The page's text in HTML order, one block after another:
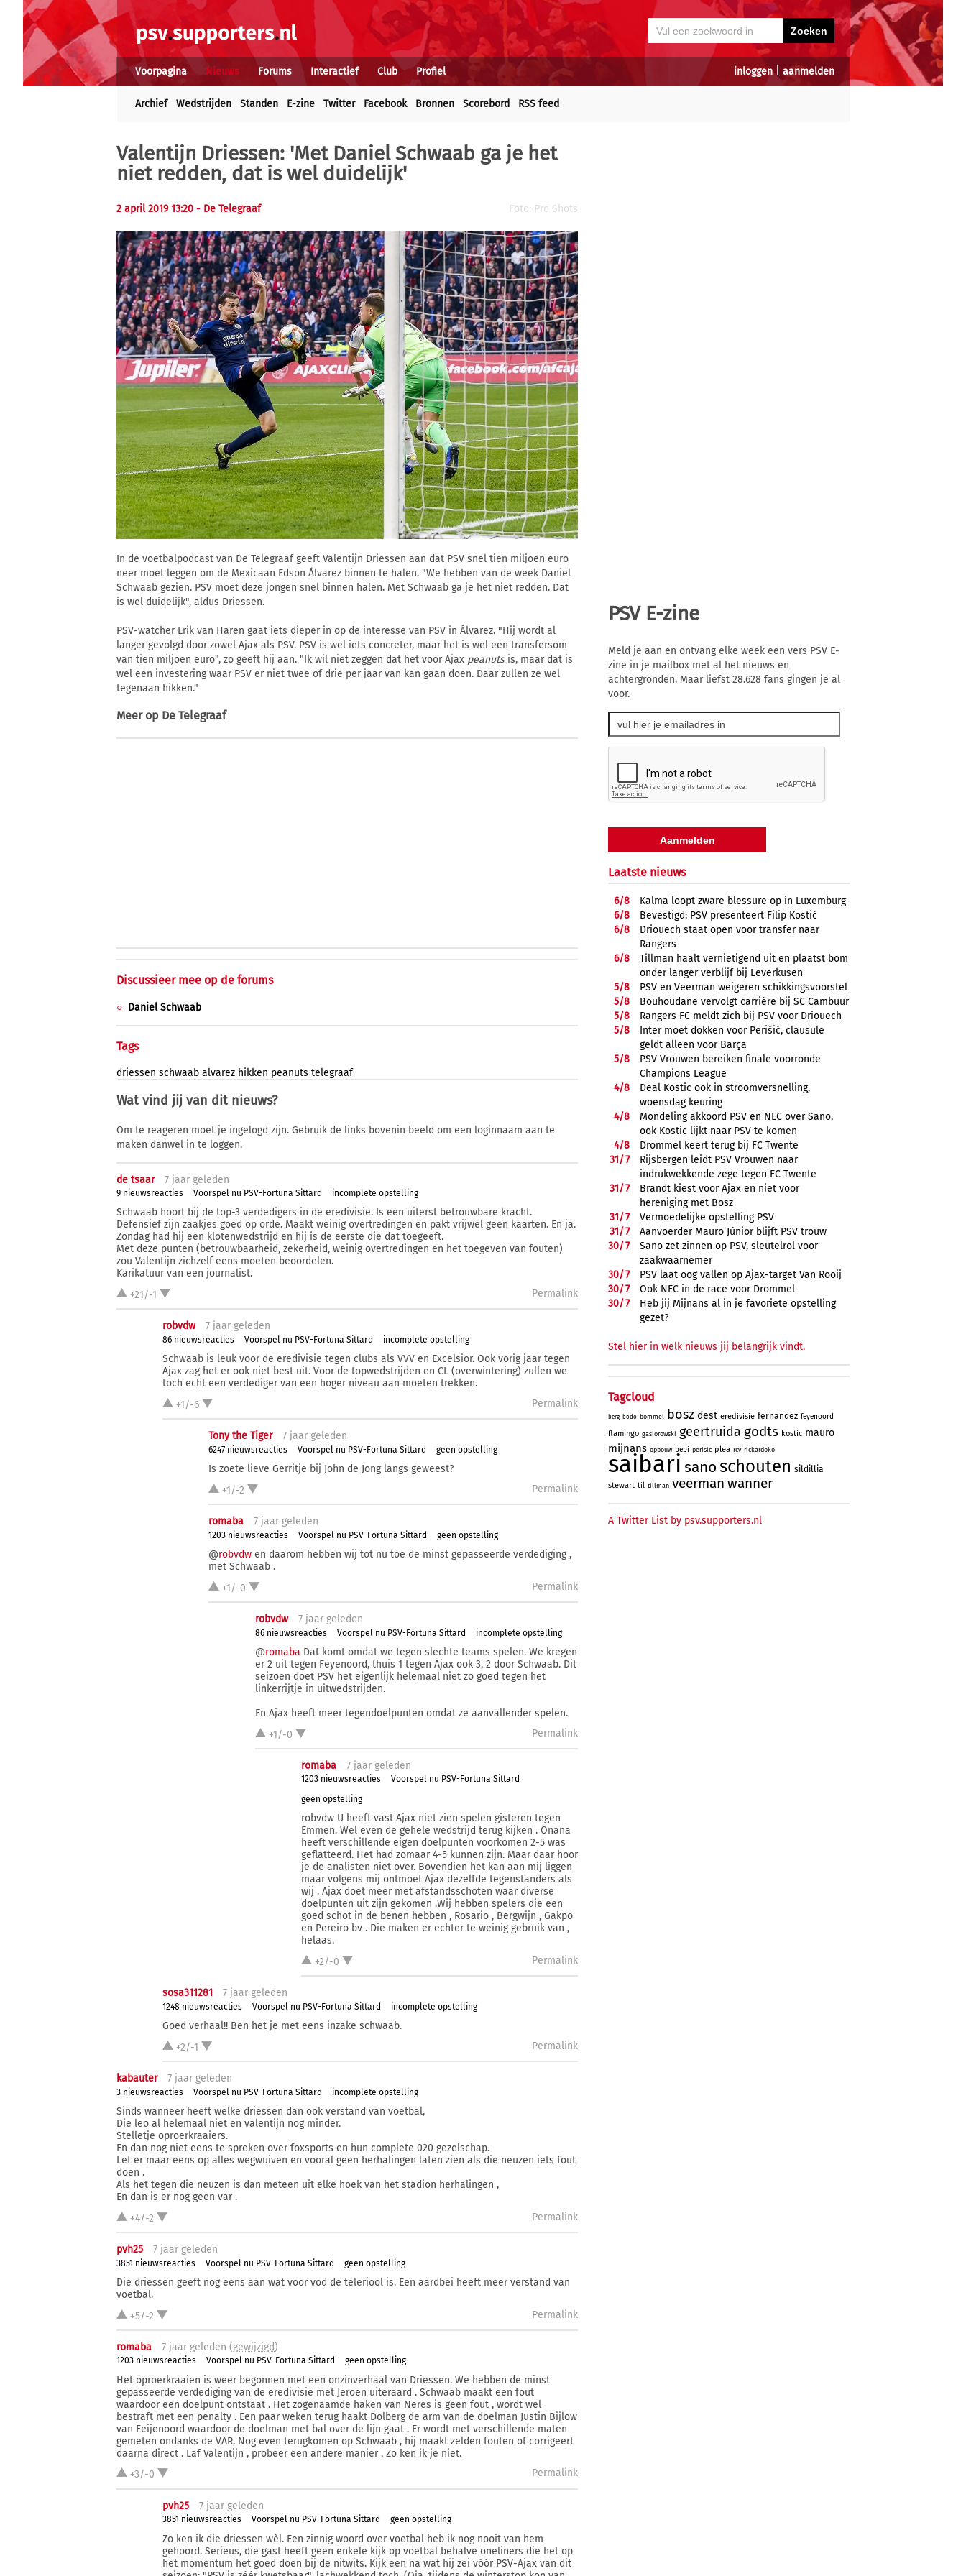
inloggen| aanmelden
Voorpagina Nieuws Forums Interactief Club Profiel
Archief Wedstrijden Standen E-zine Twitter Facebook Bronnen Scorebord RSS feed
Valentijn Driessen: 'Met Daniel Schwaab ga je het
niet redden, dat is wel duidelijk'
2 april 2019 13:20 - De Telegraaf Foto: Pro Shots
In de voetbalpodcast van De Telegraaf geeft Valentijn Driessen aan dat PSV snel tien miljoen euro
neer moet leggen om de Mexicaan Edson Álvarez binnen te halen. "We hebben van de week Daniel
Schwaab gezien. PSV moet deze jongen snel binnen halen. Met Schwaab ga je het niet redden. Dat
is wel duidelijk", aldus Driessen.
PSV-watcher Erik van Haren gaat iets dieper in op de interesse van PSV in Álvarez. "Hij wordt al
langer gevolgd door zowel Ajax als PSV. PSV is wel iets concreter, maar het is wel een transfersom
van tien miljoen euro", zo geeft hij aan. "Ik wil niet zeggen dat het voor Ajax peanutsis, maar dat is
wel een investering waar PSV er niet twee of drie per jaar van kan gaan doen. Daar zullen ze wel
tegenaan hikken."
Meer op De Telegraaf
Discussieer mee op de forums
Daniel Schwaab
Tags
driessen schwaab alvarez hikken peanuts telegraaf
Wat vind jij van dit nieuws?
Om te reageren moet je ingelogd zijn. Gebruik de links bovenin beeld om een loginnaam aan te
maken danwel in te loggen.
de tsaar 7 jaar geleden
9 nieuwsreacties Voorspel nu PSV-Fortuna Sittard incomplete opstelling
Schwaab hoort bij de top-3 verdedigers in de eredivisie. Is een uiterst betrouwbare kracht.
Defensief zijn zaakjes goed op orde. Maakt weinig overtredingen en pakt vrijwel geen kaarten. En ja.
Zondag had hij een klotenwedstrijd en hij is de eerste die dat toegeeft.
Met deze punten (betrouwbaarheid, zekerheid, weinig overtredingen en het toegeven van fouten)
zou Valentijn zichzelf eens moeten beoordelen.
Karikatuur van een journalist.
+21/-1
Permalink
robvdw 7 jaar geleden
86 nieuwsreacties Voorspel nu PSV-Fortuna Sittard incomplete opstelling
Schwaab is leuk voor de eredivisie tegen clubs als VVV en Excelsior. Ook vorig jaar tegen
Ajax zag het er ook niet best uit. Voor de topwedstrijden en CL (overwintering) zullen we
toch echt een verdediger van een hoger niveau aan moeten trekken.
+1/-6
Permalink
Tony the Tiger 7 jaar geleden
6247 nieuwsreacties Voorspel nu PSV-Fortuna Sittard geen opstelling
Is zoete lieve Gerritje bij John de Jong langs geweest?
+1/-2
Permalink
romaba 7 jaar geleden
1203 nieuwsreacties Voorspel nu PSV-Fortuna Sittard geen opstelling
@robvdw en daarom hebben wij tot nu toe de minst gepasseerde verdediging ,
met Schwaab .
+1/-0
Permalink
robvdw 7 jaargeleden
86 nieuwsreacties Voorspel nu PSV-Fortuna Sittard incomplete opstelling
@romaba Dat komt omdat we tegen slechte teams spelen. We kregen
er 2 uit tegen Feyenoord, thuis 1 tegen Ajax ook 3, 2 door Schwaab. Dit
seizoen doet PSV het eigenlijk helemaal niet zo goed tegen het
linkerrijtje in uitwedstrijden.
En Ajax heeft meer tegendoelpunten omdat ze aanvallender spelen.
+1/-0
Permalink
romaba 7 jaargeleden
1203 nieuwsreacties
Voorspel nu PSV-Fortuna Sittard
geen opstelling
robvdw U heeft vast Ajax niet zien spelen gisteren tegen
Emmen. Wel even de gehele wedstrijd terug kijken . Onana
heeft verschillende eigen doelpunten voorkomen 2-5 was
geflatteerd. Het had zomaar 4-5 kunnen zijn. Maar daar hoor
je de analisten niet over. Bovendien het kan aan mij liggen
maar volgens mij ontmoet Ajax dezelfde tegenstanders als
wij . Ajax doet meer met afstandsschoten waar diverse
doelpunten uit zijn gekomen .Wij hebben spelers die een
goed schot in de benen hebben , Rosario , Bergwijn , Gakpo
en Pereiro bv . Die maken er echter te weinig gebruik van ,
helaas.
+2/-0
Permalink
sosa311281 7 jaar geleden
1248 nieuwsreacties Voorspel nu PSV-Fortuna Sittard incomplete opstelling
Goed verhaal!! Ben het je met eens inzake schwaab.
+2/-1
Permalink
kabauter 7 jaar geleden
3 nieuwsreacties Voorspel nu PSV-Fortuna Sittard incomplete opstelling
Sinds wanneer heeft welke driessen dan ook verstand van voetbal,
Die leo al helemaal niet en valentijn nog minder.
Stelletje oproerkraaiers.
En dan nog niet eens te spreken over foxsports en hun complete 020 gezelschap.
Let er maar eens op alles wegwuiven en vooral geen herhalingen laten zien als die neuzen iets fout
doen .
Als het tegen die neuzen is dan meteen uit elke hoek van het stadion herhalingen ,
En dan is er nog geen var .
+4/-2
Permalink
pvh25 7 jaar geleden
3851 nieuwsreacties Voorspel nu PSV-Fortuna Sittard geen opstelling
Die driessen geeft nog eens aan wat voor vod de teleriool is. Een aardbei heeft meer verstand van
voetbal.
+5/-2
Permalink
romaba 7 jaar geleden (gewijzigd)
1203 nieuwsreacties Voorspel nu PSV-Fortuna Sittard geen opstelling
Het oproerkraaien is weer begonnen met een onzinverhaal van Driessen. We hebben de minst
gepasseerde verdediging van de eredivisie met Jeroen uiteraard . Schwaab maakt een fout
waardoor een doelpunt ontstaat . Het zogenaamde haken van Neres is geen fout , wordt wel
bestraft met een penalty . Een paar weken terug haakt Dolberg de arm van de doelman Justin Bijlow
van Feijenoord waardoor de doelman met bal over de lijn gaat . Er wordt met verschillende maten
gemeten ondanks de VAR. Nog even terugkomen op Schwaab , hij maakt zelden fouten of corrigeert
daarna direct . Laf Valentijn , probeer een andere manier . Zo ken ik je niet.
+3/-0
Permalink
pvh25 7 jaar geleden
3851 nieuwsreacties Voorspel nu PSV-Fortuna Sittard geen opstelling
Zo ken ik die driessen wèl. Een zinnig woord over voetbal heb ik nog nooit van hem
gehoord. Serieus, die gast heeft geen enkele kijk op voetbal behalve oneliners die het op
het momentum het goed doen bij de nitwits. Kijk een na wat hij zei vóór PSV-Ajax van dit
PSV E-zine
Meld je aan en ontvang elke week een vers PSV E-
zine in je mailbox met al het nieuws en
achtergronden. Maar liefst 28.628 fans gingen je al
voor.
Laatste nieuws
6/8
Kalma loopt zware blessure op in Luxemburg
6/8
Bevestigd: PSV presenteert Filip Kostić
6/8
Driouech staat open voor transfer naar
Rangers
6/8
Tillman haalt vernietigend uit en plaatst bom
onder langer verblijf bij Leverkusen
5/8
PSV en Veerman weigeren schikkingsvoorstel
5/8
Bouhoudane vervolgt carrière bij SC Cambuur
5/8
Rangers FC meldt zich bij PSV voor Driouech
5/8
Inter moet dokken voor Perišić, clausule
geldt alleen voor Barça
5/8
PSV Vrouwen bereiken finale voorronde
Champions League
4/8
Deal Kostic ook in stroomversnelling,
woensdag keuring
4/8
Mondeling akkoord PSV en NEC over Sano,
ook Kostic lijkt naar PSV te komen
4/8
Drommel keert terug bij FC Twente
31/7
Rijsbergen leidt PSV Vrouwen naar
indrukwekkende zege tegen FC Twente
31/7
Brandt kiest voor Ajax en niet voor
hereniging met Bosz
31/7
Vermoedelijke opstelling PSV
31/7
Aanvoerder Mauro Júnior blijft PSV trouw
30/7
Sano zet zinnen op PSV, sleutelrol voor
zaakwaarnemer
30/7
PSV laat oog vallen op Ajax-target Van Rooij
30/7
Ook NEC in de race voor Drommel
30/7
Heb jij Mijnans al in je favoriete opstelling
gezet?
Stel hier in welk nieuws jij belangrijk vindt.
Tagcloud
berg bodo bommel bosz dest eredivisie fernandez feyenoord
flamingo gasiorowski geertruida godts kostic mauro
mijnans opbouw pepi perisic plea rcv rickardoko
saibari sanoschouten sildillia
stewart til tillman veerman wanner
A Twitter List by psv.supporters.nl